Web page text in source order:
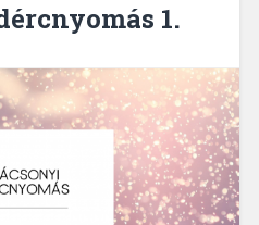
1.